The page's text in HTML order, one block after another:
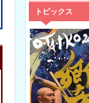
トピックス